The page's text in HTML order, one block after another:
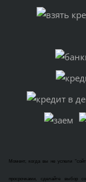
Момент, когда вы не успели
просрочками, сделайте выбор